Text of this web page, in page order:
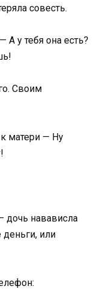
совесть.
А у тебя она есть?
Своим
матери — Ну
навависла
или